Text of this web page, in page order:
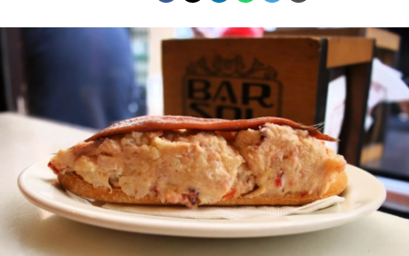
REGISTRO
INICIAR SESIÓN